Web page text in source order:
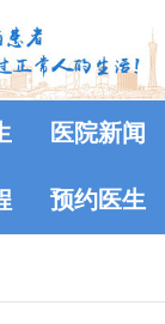
医院新闻
预约医生